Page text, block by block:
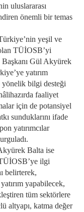
uluslararası
önemli bir temas
yeşil ve
TÜİOSB’yi
Gül Akyürek
yatırım
yönelik bilgi desteği
faaliyet
için de potansiyel
sunduklarını ifade
yatırımcılar
Balta ise
ilgi
belirterek,
yapabilecek,
tüm sektörlere
altyapı, katma değer